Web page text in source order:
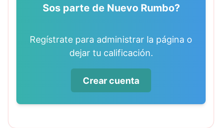
Sos parte de Nuevo Rumbo?
Regístrate para administrar la página o
dejar tu calificación.
Crear cuenta